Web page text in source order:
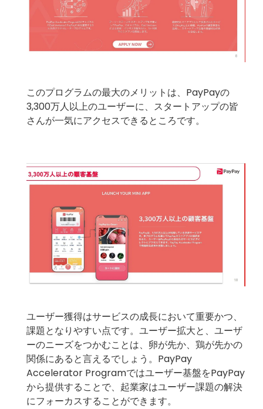
このプログラムの最大のメリットは、PayPayの
3,300万人以上のユーザーに、スタートアップの皆
さんが一気にアクセスできるところです。
ユーザー獲得はサービスの成長において重要かつ、
課題となりやすい点です。ユーザー拡大と、ユーザ
ーのニーズをつかむことは、卵が先か、鶏が先かの
関係にあると言えるでしょう。PayPay
Accelerator Programではユーザー基盤をPayPay
から提供することで、起業家はユーザー課題の解決
にフォーカスすることができます。